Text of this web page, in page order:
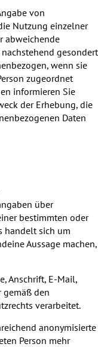
von
Nutzung einzelner
abweichende
gesondert
wenn sie
zugeordnet
informieren Sie
der Erhebung, die
Daten
über
bestimmten oder
handelt sich um
Aussage machen,
Anschrift, E-Mail,
gemäß den
verarbeitet.
anonymisierte
Person mehr